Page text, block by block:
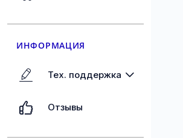
ИНФОРМАЦИЯ
Тех. поддержка
Отзывы